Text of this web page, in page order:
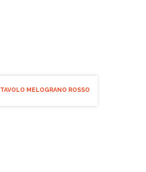
TAVOLO MELOGRANO ROSSO